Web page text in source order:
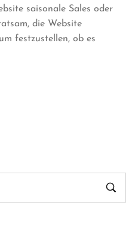
saisonale Sales oder
die Website
festzustellen, ob es